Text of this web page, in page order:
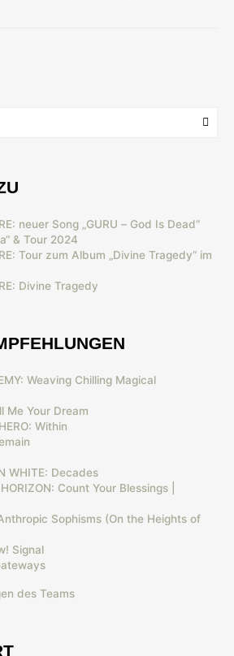
neuer Song „GURU – God Is Dead“
& Tour 2024
Tour zum Album „Divine Tragedy“ im
Divine Tragedy
Weaving Chilling Magical
Me Your Dream
Within
WHITE: Decades
Count Your Blessings |
Sophisms (On the Heights of
Signal
des Teams